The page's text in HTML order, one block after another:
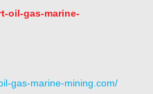
oil-gas-marine-
gas-marine-mining.com/